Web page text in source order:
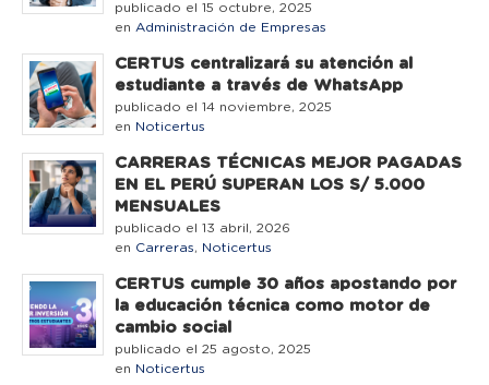
publicado el 15 octubre, 2025
en Administración de Empresas
CERTUS centralizará su atención al
estudiante a través de WhatsApp
publicado el 14 noviembre, 2025
en Noticertus
CARRERAS TÉCNICAS MEJOR PAGADAS
EN EL PERÚ SUPERAN LOS S/ 5.000
MENSUALES
publicado el 13 abril, 2026
en Carreras, Noticertus
CERTUS cumple 30 años apostando por
la educación técnica como motor de
cambio social
publicado el 25 agosto, 2025
en Noticertus